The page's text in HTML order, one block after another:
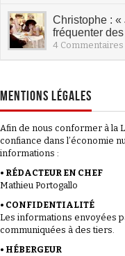
Christophe : «
fréquenter
4 Commentaires
MENTIONS LÉGALES
Afin de nous conformer à la
confiance dans l’économie
informations :
• RÉDACTEUR EN CHEF
Mathieu Portogallo
• CONFIDENTIALITÉ
Les informations envoyées
communiquées à des tiers.
• HÉBERGEUR